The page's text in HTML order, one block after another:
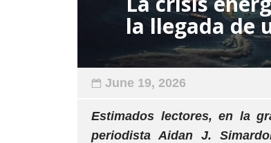
la llegada de
June 19, 2026
Estimados lectores, en la
periodista Aidan J.